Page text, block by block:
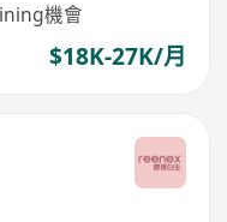
機會
$18K-27K/月